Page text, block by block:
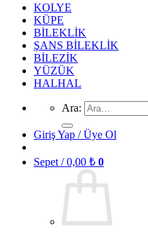
KOLYE
KÜPE
BİLEKLİK
ŞANS BİLEKLİK
BİLEZİK
YÜZÜK
HALHAL
Ara:
Giriş Yap / Üye Ol
Sepet /0,00 ₺ 0